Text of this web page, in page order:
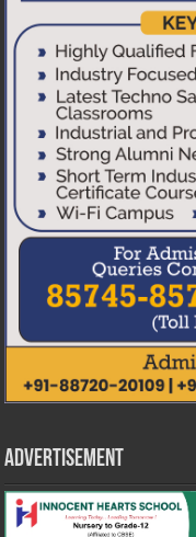
Advertisement